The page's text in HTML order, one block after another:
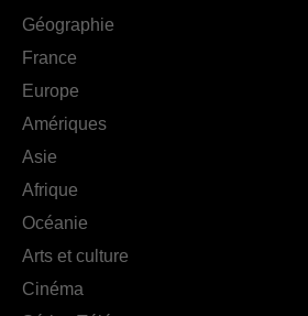
Géographie
France
Europe
Amériques
Asie
Afrique
Océanie
Arts et culture
Cinéma